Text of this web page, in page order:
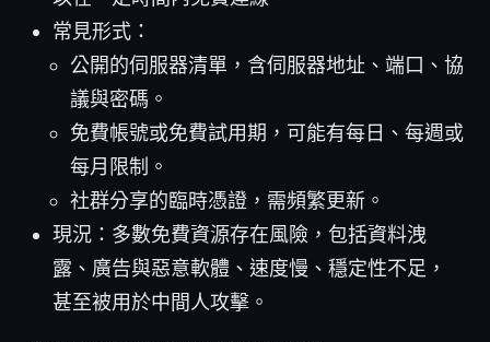
常見形式：
公開的伺服器清單，含伺服器地址、端口、協
議與密碼。
免費帳號或免費試用期，可能有每日、每週或
每月限制。
社群分享的臨時憑證，需頻繁更新。
現況：多數免費資源存在風險，包括資料洩
露、廣告與惡意軟體、速度慢、穩定性不足，
甚至被用於中間人攻擊。